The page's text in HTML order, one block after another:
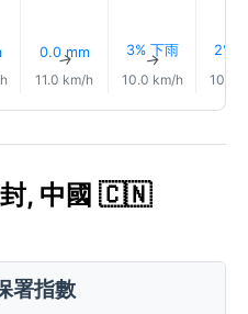
0.0 mm
↑
11.0 km/h
3% 下雨
↑
10.0 km/h
2%
10.0
封, 中國 🇨🇳
署指數